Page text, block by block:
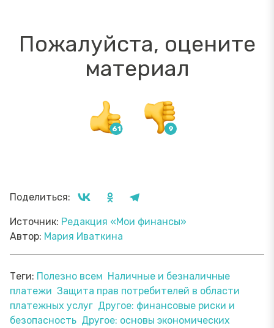
Пожалуйста, оцените
материал
Поделиться:
Источник: Редакция «Мои финансы»
Автор: Мария Иваткина
Теги: Полезно всем Наличные и безналичные
платежи Защита прав потребителей в области
платежных услуг Другое: финансовые риски и
безопасность Другое: основы экономических